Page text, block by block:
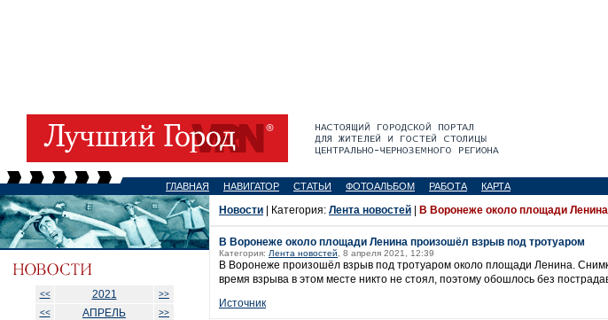
ГЛАВНАЯ НАВИГАТОР СТАТЬИ ФОТОАЛЬБОМ РАБОТА КАРТА
<< 2021
>>
<<
АПРЕЛЬ >>
Новости | Категория: Лента новостей В Воронеже около площади
В Воронеже около площади Ленина произошёл взрыв под тротуаром
Категория: Лента новостей , 8 апреля 2021, 12:39
В Воронеже произошёл взрыв под тротуаром около площади Ленина.
время взрыва в этом месте никто не стоял, поэтому обошлось без
Источник